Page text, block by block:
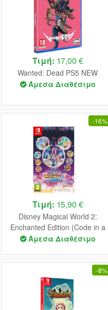
Τιμή: 17,00 €
Wanted: Dead PS5 NEW
Άμεσα Διαθέσιμο
-16%
Τιμή: 15,90 €
Disney Magical World 2:
Enchanted Edition (Code in a
Box) NSW NEW
Άμεσα Διαθέσιμο
-8%